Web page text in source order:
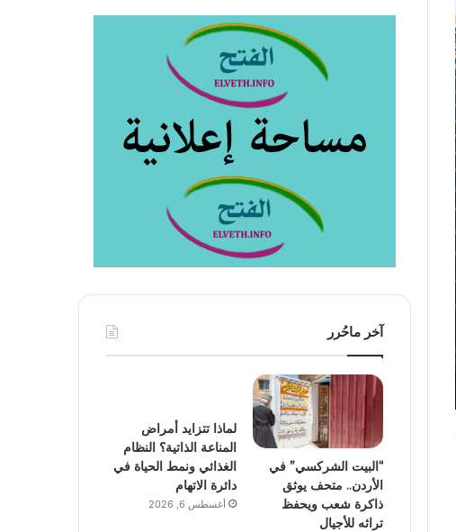
آخر ماحُرر
“البيت الشركسي” في
الأردن.. متحف يوثق
ذاكرة شعب ويحفظ
تراثه للأجيال
لماذا تتزايد أمراض
المناعة الذاتية؟ النظام
الغذائي ونمط الحياة في
دائرة الاتهام
أغسطس 6, 2026